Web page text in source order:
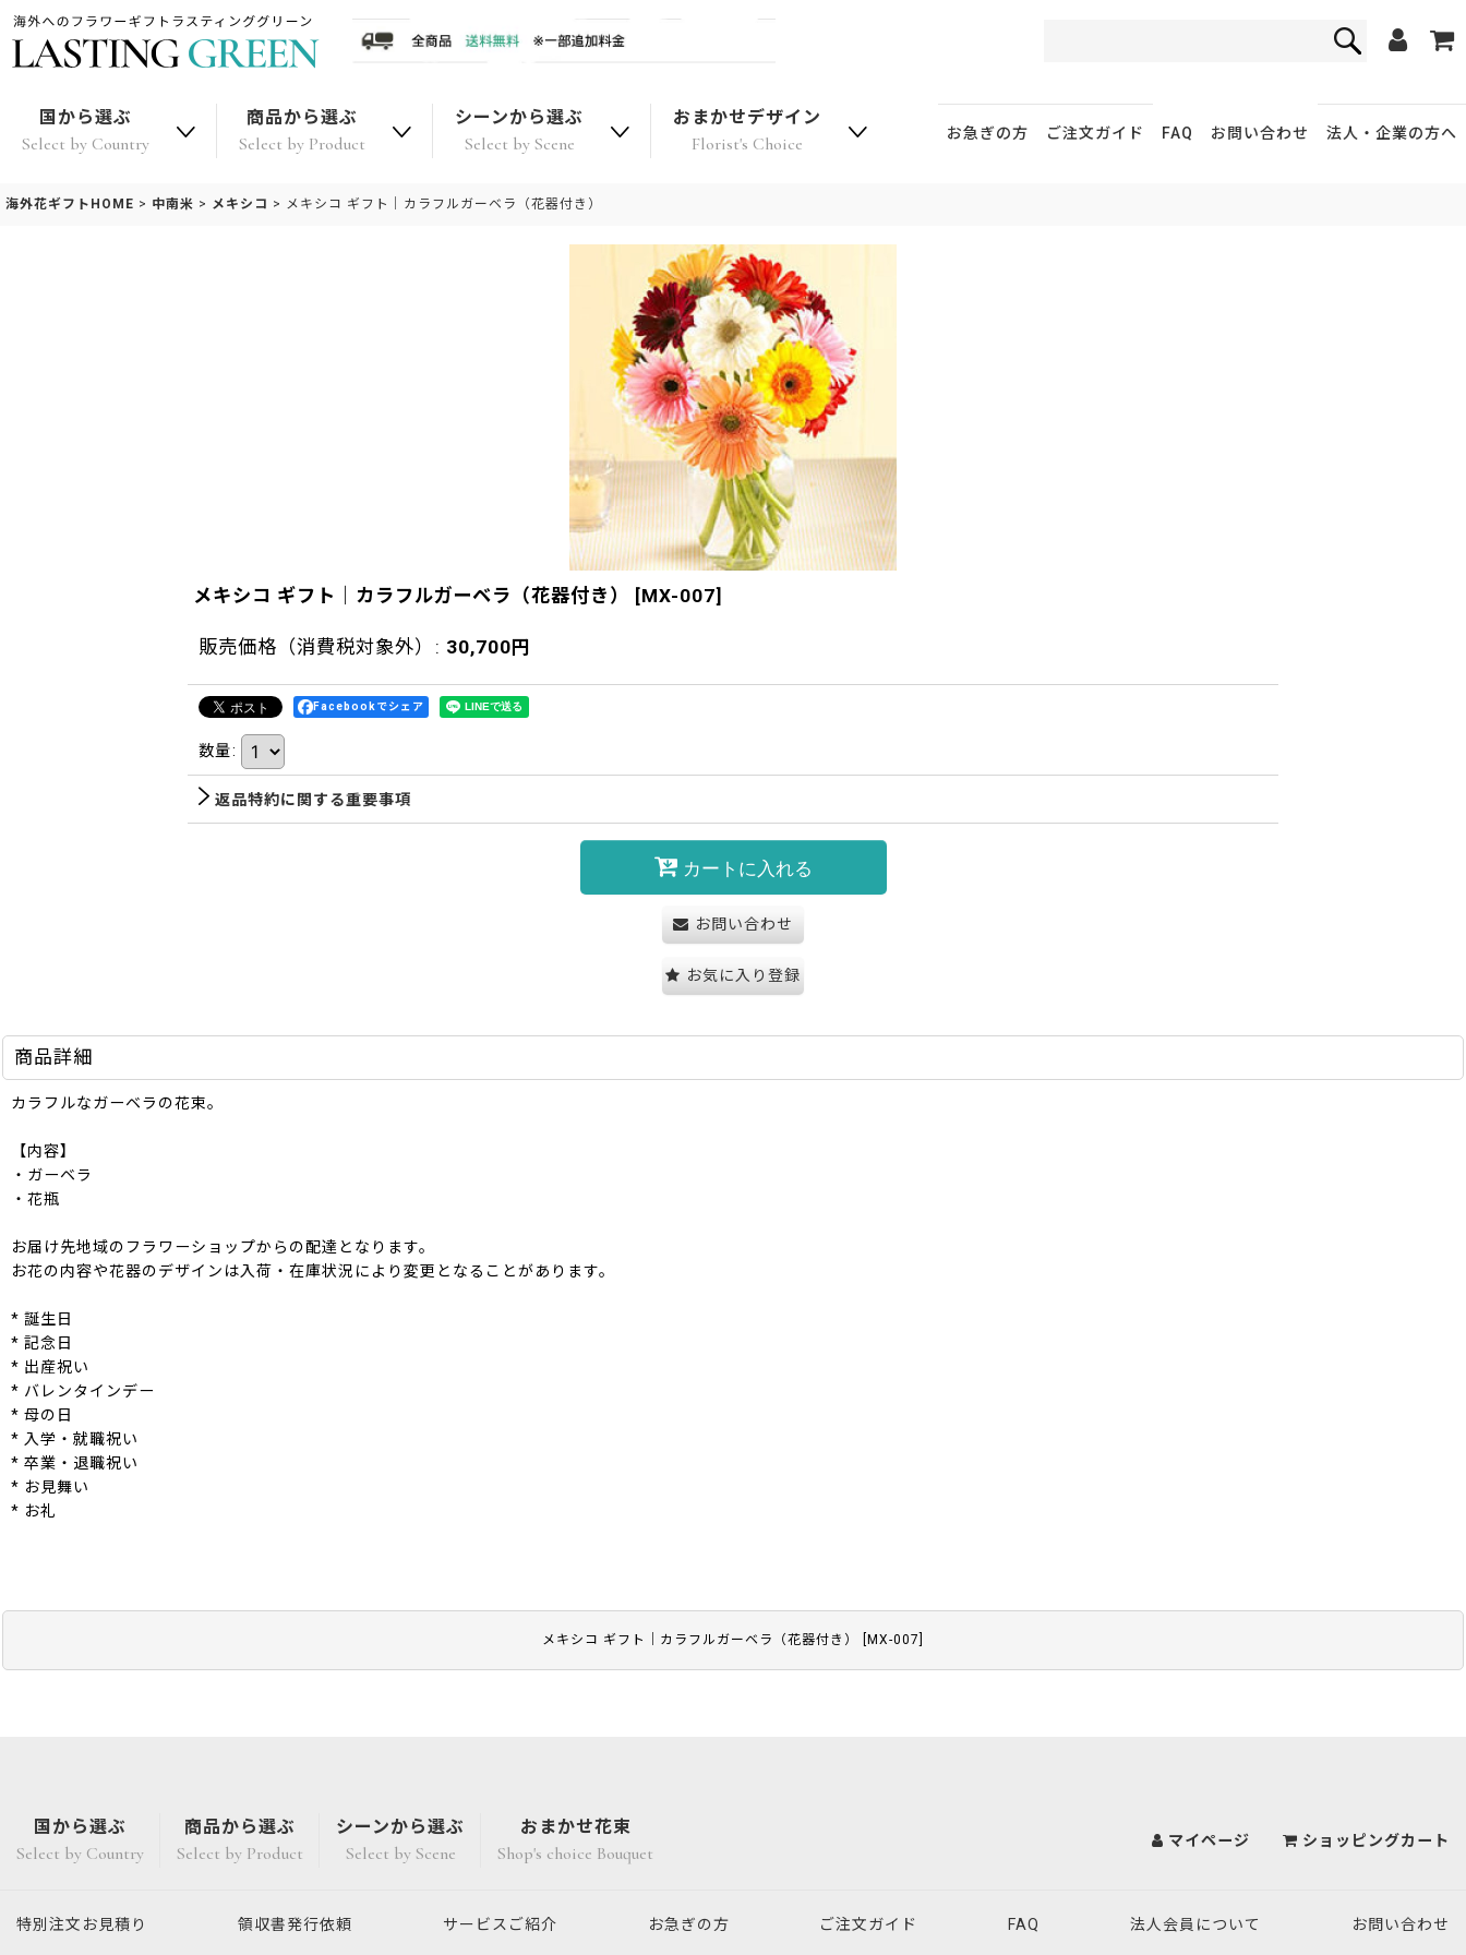
国から選ぶ
Select by Country
商品から選ぶ
Select by Product
シーンから選ぶ
Select by Scene
おまかせデザイン
Florist's Choice 法人・企業の方へ
ご注文ガイド
お急ぎの方 FAQ お問い合わせ
海外花ギフトHOME > 中南米 > メキシコ > メキシコ ギフト｜カラフルガーベラ（花器付き）
メキシコ ギフト｜カラフルガーベラ（花器付き） MX-007
メキシコ ギフト｜カラフルガーベラ（花器付き） [MX-007]
販売価格（消費税対象外） : 30,700 円
Facebookでシェア
数量:
返品特約に関する重要事項
カートに入れる
お問い合わせ
お気に入り登録
商品詳細
カラフルなガーベラの花束。
【内容】
・ガーベラ
・花瓶
お届け先地域のフラワーショップからの配達となります。
お花の内容や花器のデザインは入荷・在庫状況により変更となることがあります。
* 誕生日
* 記念日
* 出産祝い
* バレンタインデー
* 母の日
* 入学・就職祝い
* 卒業・退職祝い
* お見舞い
* お礼
国から選ぶ
Select by Country
商品から選ぶ
Select by Product
シーンから選ぶ
Select by Scene
おまかせ花束
Shop's choice Bouquet
マイページ ショッピングカート
特別注文 お見積り 領収書発行依頼 サービスご紹介 お急ぎの方 ご注文ガイド FAQ 法人会員について お問い合わせ